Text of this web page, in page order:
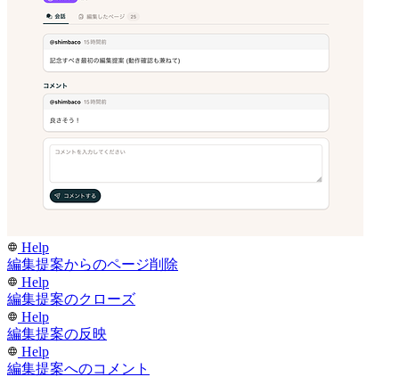
Help
編集提案からのページ削除
Help
編集提案のクローズ
Help
編集提案の反映
Help
編集提案へのコメント